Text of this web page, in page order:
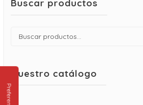
Buscar productos
Buscar
Nuestro catálogo